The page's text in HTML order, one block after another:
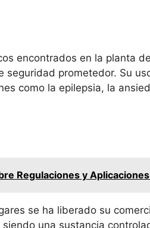
encontrados en la planta
prometedor. Su
como la epilepsia, la
Regulaciones y
se ha liberado su
una sustancia